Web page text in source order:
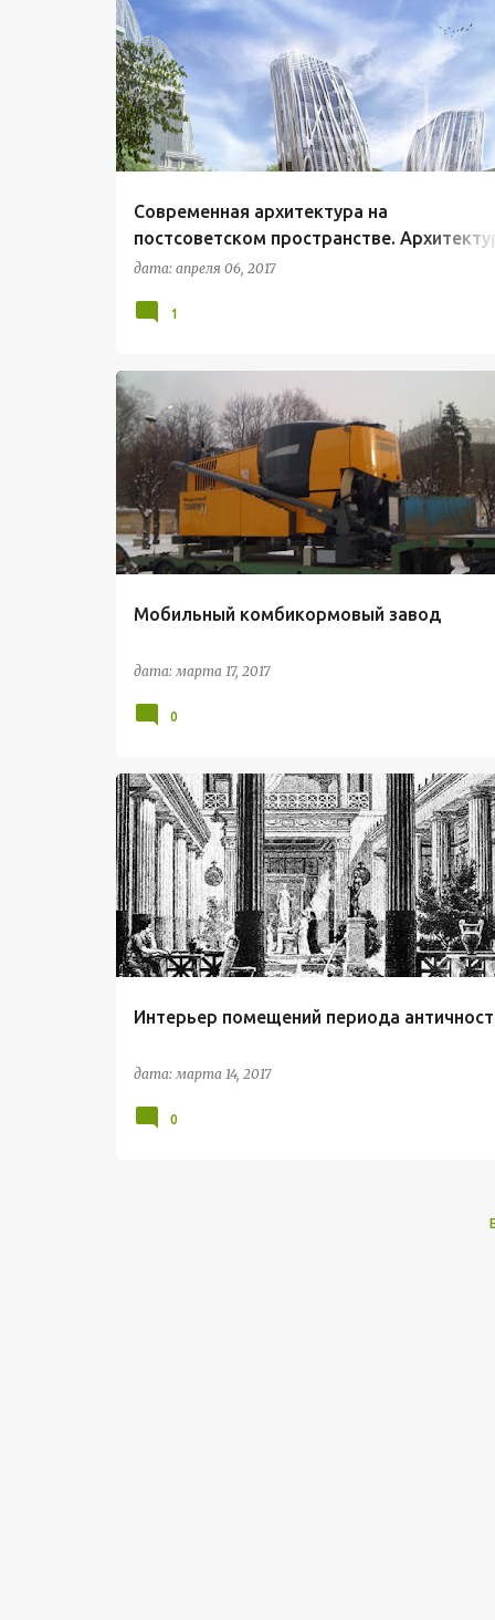
Современная архитектура на
постсоветском пространстве.
стран СНГ. Часть 2
дата: апреля 06, 2017
АРХИТЕКТУРА ХХ-ХХI ВЕКА
1
Мобильный комбикормовый завод
дата:марта 17, 2017
ПОЛЕЗНЫЕ СТАТЬИ
0
Интерьер помещений периода
дата:марта 14, 2017
ИНТЕРЬЕР
0